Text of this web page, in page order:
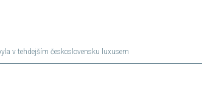
v tehdejším československu luxusem